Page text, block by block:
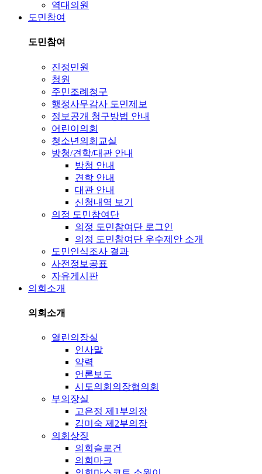
역대의원
도민참여
도민참여
진정민원
청원
주민조례청구
행정사무감사 도민제보
정보공개 청구방법 안내
어린이의회
청소년의회교실
방청/견학/대관 안내
방청 안내
견학 안내
대관 안내
신청내역 보기
의정 도민참여단
의정 도민참여단 로그인
의정 도민참여단 우수제안 소개
도민인식조사 결과
사전정보공표
자유게시판
의회소개
의회소개
열린의장실
인사말
약력
언론보도
시도의회의장협의회
부의장실
고은정 제1부의장
김미숙 제2부의장
의회상징
의회슬로건
의회마크